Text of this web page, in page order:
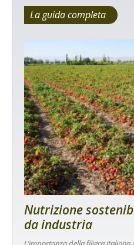
La guida completa
Nutrizione
da industria